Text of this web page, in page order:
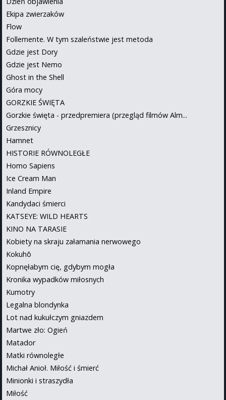
Ekipa zwierzaków
Flow
Follemente. W tym szaleństwie jest metoda
Gdzie jest Dory
Gdzie jest Nemo
Ghost in the Shell
Góra mocy
GORZKIE ŚWIĘTA
Gorzkie święta - przedpremiera (przegląd filmów Alm...
Grzesznicy
Hamnet
HISTORIE RÓWNOLEGŁE
Homo Sapiens
Ice Cream Man
Inland Empire
Kandydaci śmierci
KATSEYE: WILD HEARTS
KINO NA TARASIE
Kobiety na skraju załamania nerwowego
Kokuhō
Kopnęłabym cię, gdybym mogła
Kronika wypadków miłosnych
Kumotry
Legalna blondynka
Lot nad kukułczym gniazdem
Martwe zło: Ogień
Matador
Matki równoległe
Michał Anioł. Miłość i śmierć
Minionki i straszydła
Miłość